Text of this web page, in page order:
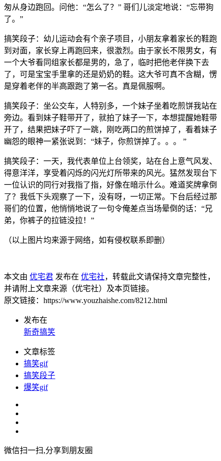
匆从身边跑回。问他：“怎么了？” 哥们儿淡定地说：“忘带狗
了。”
搞笑段子：幼儿运动会有个亲子项目，小朋友拿着家长的鞋跑
到对面，家长穿上再跑回来，很激烈。由于家长不限男女，有
一个大爷看同组家长都是男的，急了，临时把他老伴换下去
了，可是宝宝手里拿的还是奶奶的鞋。这大爷可真不含糊，愣
是穿着老伴的半高跟跑了第一名。真是佩服啊。
搞笑段子：坐公交车，人特别多，一个妹子坐着吃煎饼我站在
旁边。看到妹子鞋带开了，就拍了妹子一下，本想提醒她鞋带
开了，结果把妹子吓了一跳，刚吃两口的煎饼掉了，看着妹子
幽怨的眼神一紧张说到：“妹子，你煎饼掉了。。。 ”
搞笑段子：一天，我代表单位上台领奖，站在台上意气风发、
得意洋洋，享受着闪烁的闪光灯所带来的风光。猛然发现台下
一位认识的同行对我指了指，好像在暗示什么。难道奖牌拿倒
了？我低下头观察了一下，没有呀，一切正常。下台后经过那
哥们的位置，他悄悄地说了一句令俺差点当场晕倒的话：“兄
弟，你裤子的拉链没拉！”
（以上图片均来源于网络，如有侵权联系即删）
本文由 优宅君 发布在 优宅社，转载此文请保持文章完整性，
并请附上文章来源（优宅社）及本页链接。
原文链接：https://www.youzhaishe.com/8212.html
发布在
新奇搞笑
文章标签
搞笑gif
搞笑段子
爆笑gif
微信扫一扫,分享到朋友圈